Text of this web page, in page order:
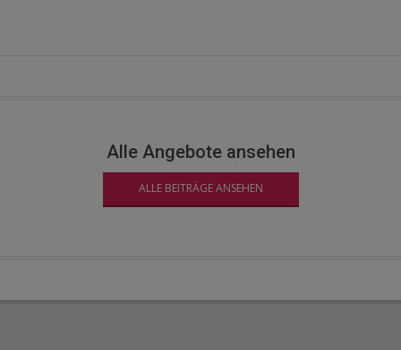
Alle Angebote ansehen
ALLE BEITRÄGE ANSEHEN